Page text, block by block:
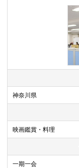
神奈川県
映画鑑賞・料理
一期一会